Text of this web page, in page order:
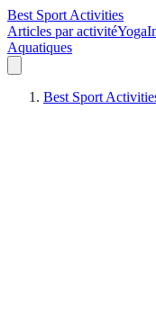
Best Sport Activities
Articles par activitéYoga
Aquatiques
Best Sport